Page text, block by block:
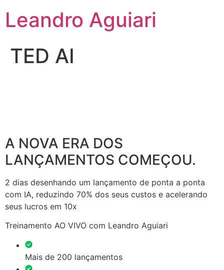
Leandro Aguiari
TED AI
A NOVA ERA DOS
LANÇAMENTOS COMEÇOU.
2 dias desenhando um lançamento de ponta a ponta
com IA, reduzindo 70% dos seus custos e acelerando
seus lucros em 10x
Treinamento AO VIVO com Leandro Aguiari
Mais de 200 lançamentos